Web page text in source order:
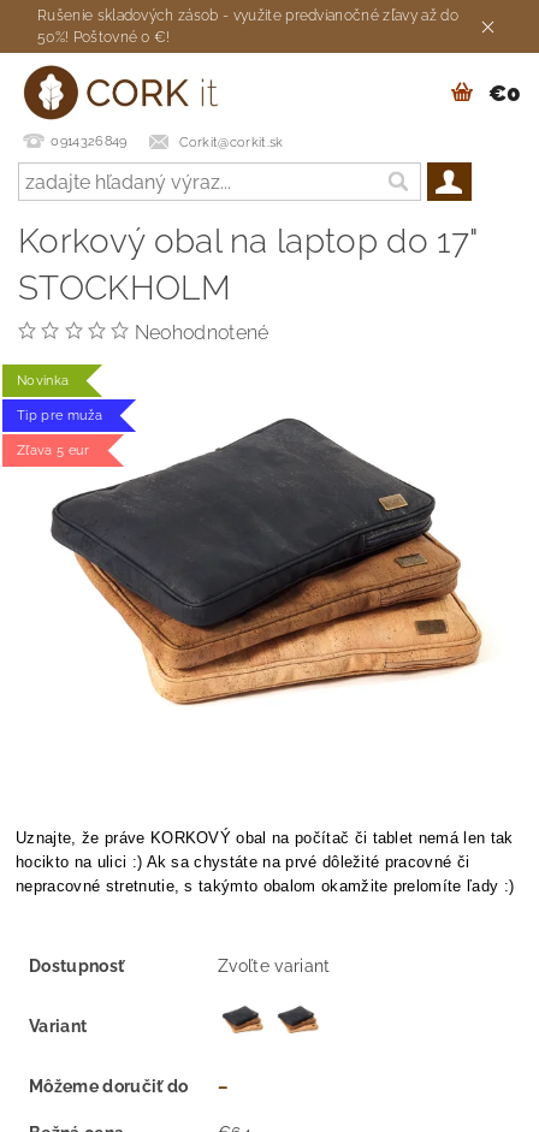
Rušenie skladových zásob - využite predvianočné zľavy až do
50%! Poštovné 0 €!
0914326849 Corkit@corkit.sk
€0
Korkový obal na laptop do 17"
STOCKHOLM
Neohodnotené
Novinka
Tip pre muža
Zľava 5 eur
Uznajte, že práve KORKOVÝ obal na počítač či tablet nemá len tak
hocikto na ulici :) Ak sa chystáte na prvé dôležité pracovné či
nepracovné stretnutie, s takýmto obalom okamžite prelomíte ľady :)
Dostupnosť Zvoľte variant
Variant
Môžeme doručiť do –